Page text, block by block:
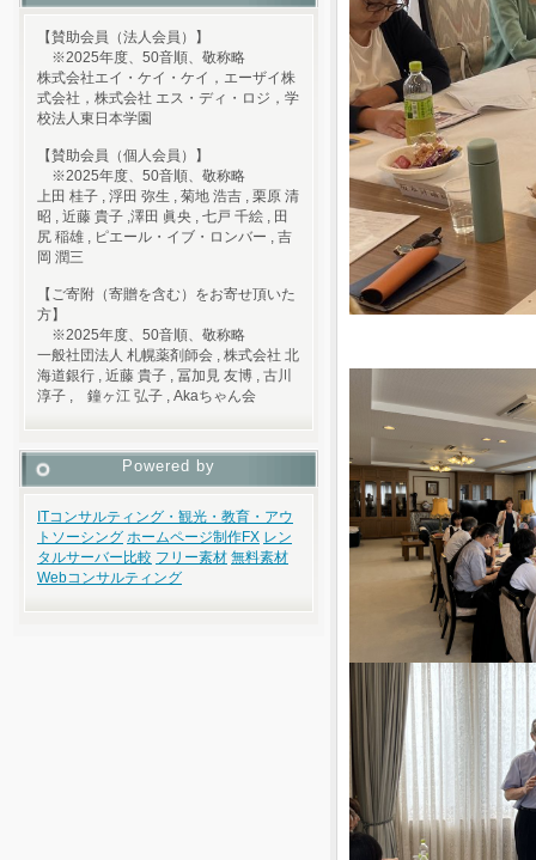
【賛助会員（法人会員）】
※2025年度、50音順、敬称略
株式会社エイ・ケイ・ケイ，エーザイ株
式会社，株式会社 エス・ディ・ロジ，学
校法人東日本学園
【賛助会員（個人会員）】
※2025年度、50音順、敬称略
上田 桂子 , 浮田 弥生 , 菊地 浩吉 , 栗原 清
昭 , 近藤 貴子 ,澤田 眞央 , 七戸 千絵 , 田
尻 稲雄 , ピエール・イブ・ロンバー , 吉
岡 潤三
【ご寄附（寄贈を含む）をお寄せ頂いた
方】
※2025年度、50音順、敬称略
一般社団法人 札幌薬剤師会 , 株式会社 北
海道銀行 , 近藤 貴子 , 冨加見 友博 , 古川
淳子 , 鐘ヶ江 弘子 , Akaちゃん会
Powered by
ITコンサルティング・観光・教育・アウ
トソーシング ホームページ制作FX レン
タルサーバー比較 フリー素材 無料素材
Webコンサルティング